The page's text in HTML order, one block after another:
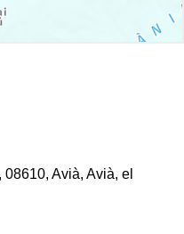
Avià, Avià, el